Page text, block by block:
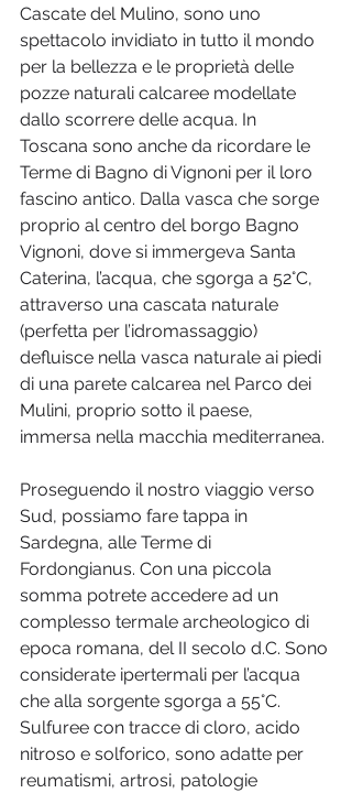
Cascate del Mulino, sono uno
spettacolo invidiato in tutto il mondo
per la bellezza e le proprietà delle
pozze naturali calcaree modellate
dallo scorrere delle acqua. In
Toscana sono anche da ricordare le
Terme di Bagno di Vignoni per il loro
fascino antico. Dalla vasca che sorge
proprio al centro del borgo Bagno
Vignoni, dove si immergeva Santa
Caterina, l’acqua, che sgorga a 52°C,
attraverso una cascata naturale
(perfetta per l’idromassaggio)
defluisce nella vasca naturale ai piedi
di una parete calcarea nel Parco dei
Mulini, proprio sotto il paese,
immersa nella macchia mediterranea.
Proseguendo il nostro viaggio verso
Sud, possiamo fare tappa in
Sardegna, alle Terme di
Fordongianus. Con una piccola
somma potrete accedere ad un
complesso termale archeologico di
epoca romana, del II secolo d.C. Sono
considerate ipertermali per l’acqua
che alla sorgente sgorga a 55°C.
Sulfuree con tracce di cloro, acido
nitroso e solforico, sono adatte per
reumatismi, artrosi, patologie